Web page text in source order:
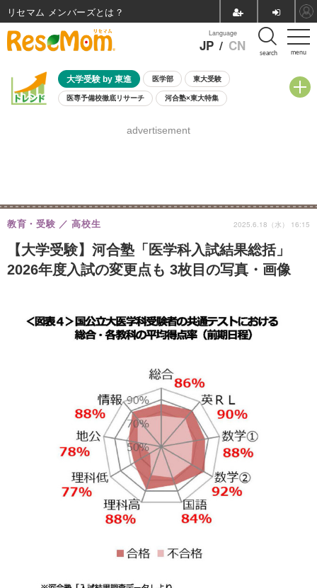
menu
Language
JP / CN search
大学受験 by 東進 医学部 東大受験
医専予備校徹底リサーチ 河合塾×東大特集
8月開催学校説明会・相談会
advertisement
【大学受験】河合塾「医学科入試結果総括」
2026年度入試の変更点も 3枚目の写真・画像
教育・受験 高校生 2025.6.18（水） 16:15
リセマム メンバーズ